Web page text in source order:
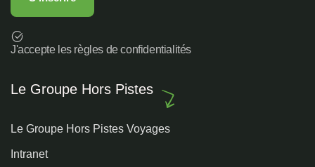
J'accepte les règles de confidentialités
Le Groupe Hors Pistes
Le Groupe Hors Pistes Voyages
Intranet